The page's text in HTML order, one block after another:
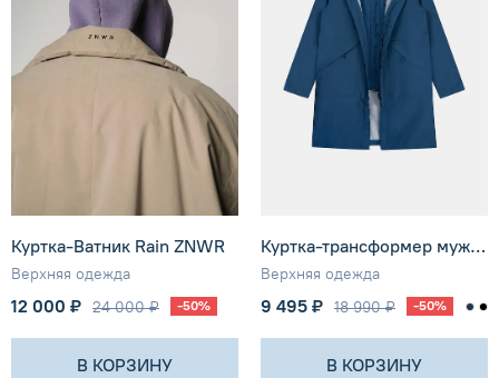
Куртка-Ватник Rain ZNWR
Верхняя одежда
12 000 ₽ 24 000 ₽ -50%
В КОРЗИНУ
Куртка-трансформер мужская SHU
Верхняя одежда
9 495 ₽ 18 990 ₽ -50%
В КОРЗИНУ